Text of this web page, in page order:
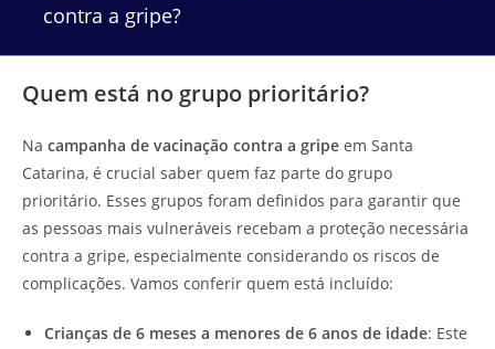
contra a gripe?
Quem está no grupo prioritário?
Na campanha de vacinação contra a gripe em Santa
Catarina, é crucial saber quem faz parte do grupo
prioritário. Esses grupos foram definidos para garantir que
as pessoas mais vulneráveis recebam a proteção necessária
contra a gripe, especialmente considerando os riscos de
complicações. Vamos conferir quem está incluído:
Crianças de 6 meses a menores de 6 anos de idade: Este